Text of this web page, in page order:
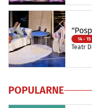
14 - 15
Teatr
POPULARNE